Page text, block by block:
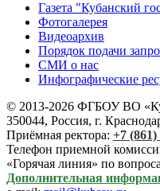
Газета "Кубанский
Фотогалерея
Видеоархив
Порядок подачи
СМИ о нас
Инфографические
© 2013-2026 ФГБОУ ВО
350044, Россия, г.
Приёмная ректора: +7 (861)
Телефон приемной
«Горячая линия» по
Дополнительная